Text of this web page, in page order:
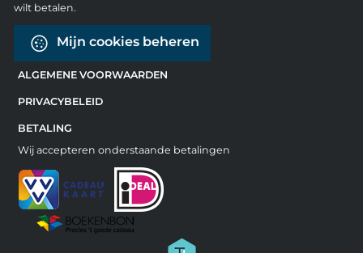
wilt betalen.
Mijn cookies beheren
ALGEMENE VOORWAARDEN
PRIVACYBELEID
BETALING
Wij accepteren onderstaande betalingen